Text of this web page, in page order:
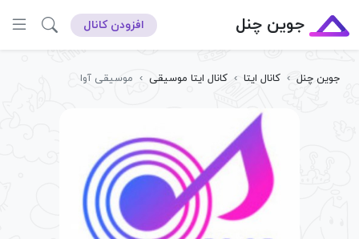
جوین چنل افزودن کانال
جوین چنل › کانال ایتا › کانال ایتا موسیقی › موسیقی آوا